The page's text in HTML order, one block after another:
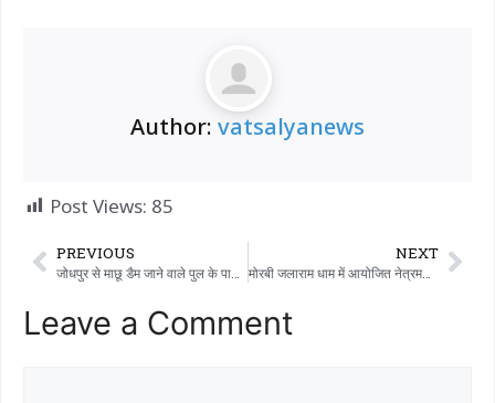
Author: vatsalyanews
Post Views: 85
PREVIOUS NEXT
मोरबी जलाराम धाम में आयोजित नेत्रमणि-नेत्रयज्ञ शिविर से 267 मरीजों को लाभ मिला
Leave a Comment